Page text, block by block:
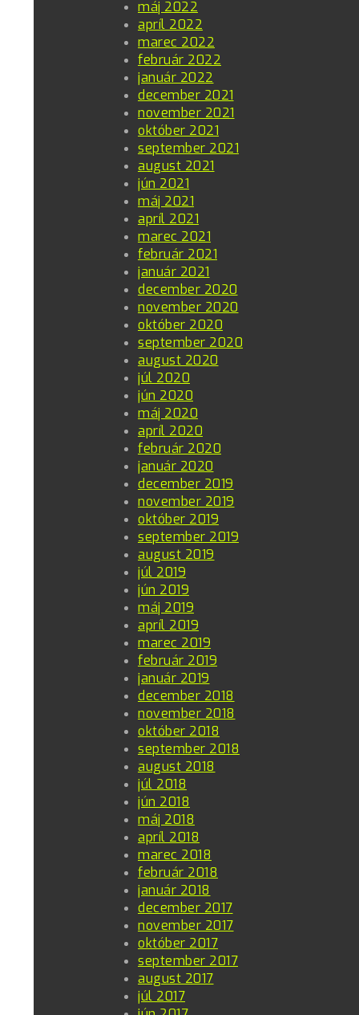
máj 2022
apríl 2022
marec 2022
február 2022
január 2022
december 2021
november 2021
október 2021
september 2021
august 2021
jún 2021
máj 2021
apríl 2021
marec 2021
február 2021
január 2021
december 2020
november 2020
október 2020
september 2020
august 2020
júl 2020
jún 2020
máj 2020
apríl 2020
február 2020
január 2020
december 2019
november 2019
október 2019
september 2019
august 2019
júl 2019
jún 2019
máj 2019
apríl 2019
marec 2019
február 2019
január 2019
december 2018
november 2018
október 2018
september 2018
august 2018
júl 2018
jún 2018
máj 2018
apríl 2018
marec 2018
február 2018
január 2018
december 2017
november 2017
október 2017
september 2017
august 2017
júl 2017